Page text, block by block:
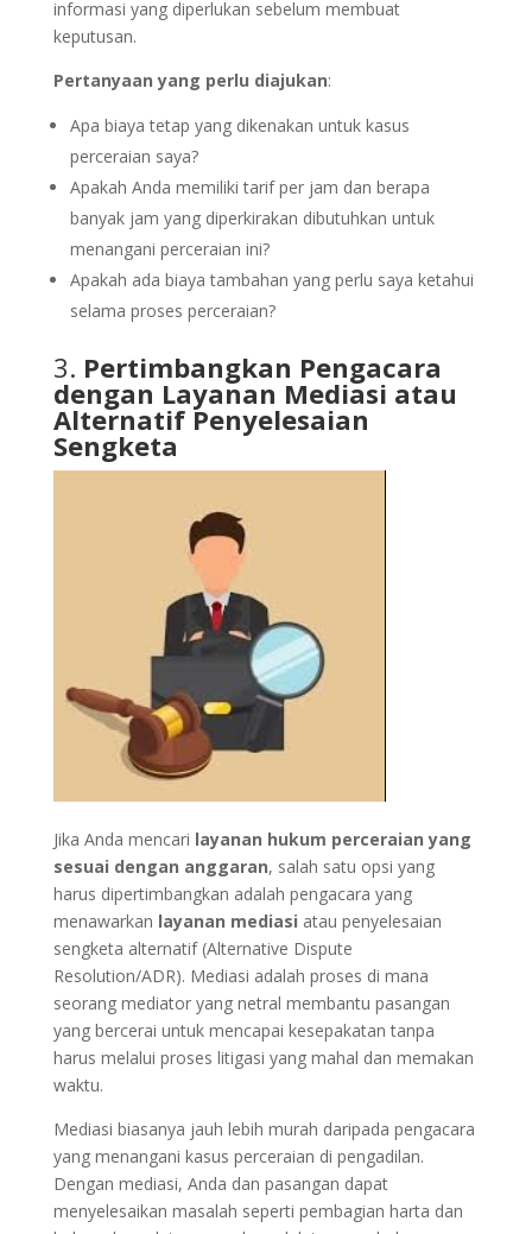
informasi yang diperlukan sebelum membuat
keputusan.
Pertanyaan yang perlu diajukan:
Apa biaya tetap yang dikenakan untuk kasus
perceraian saya?
Apakah Anda memiliki tarif per jam dan berapa
banyak jam yang diperkirakan dibutuhkan untuk
menangani perceraian ini?
Apakah ada biaya tambahan yang perlu saya ketahui
selama proses perceraian?
3. Pertimbangkan Pengacara
dengan Layanan Mediasi atau
Alternatif Penyelesaian
Sengketa
Jika Anda mencari layanan hukum perceraian yang
sesuai dengan anggaran, salah satu opsi yang
harus dipertimbangkan adalah pengacara yang
menawarkan layanan mediasi atau penyelesaian
sengketa alternatif (Alternative Dispute
Resolution/ADR). Mediasi adalah proses di mana
seorang mediator yang netral membantu pasangan
yang bercerai untuk mencapai kesepakatan tanpa
harus melalui proses litigasi yang mahal dan memakan
waktu.
Mediasi biasanya jauh lebih murah daripada pengacara
yang menangani kasus perceraian di pengadilan.
Dengan mediasi, Anda dan pasangan dapat
menyelesaikan masalah seperti pembagian harta dan